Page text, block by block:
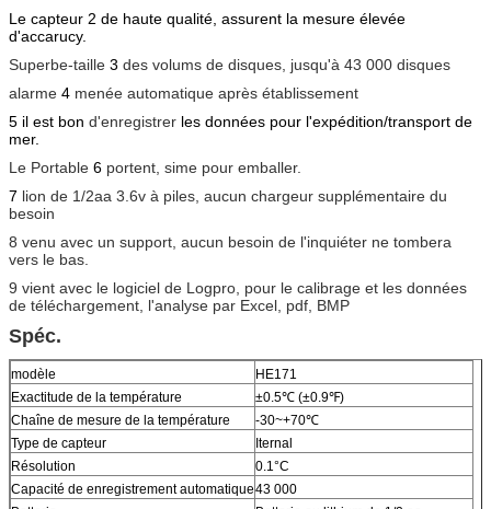
Le capteur 2 de haute qualité, assurent la mesure élevée
d'accarucy.
Superbe-taille 3 des volums de disques, jusqu'à 43 000 disques
alarme 4 menée automatique après établissement
5 il est bon d'enregistrer les données pour l'expédition/transport de
mer.
Le Portable 6 portent, sime pour emballer.
7 lion de 1/2aa 3.6v à piles, aucun chargeur supplémentaire du
besoin
8 venu avec un support, aucun besoin de l'inquiéter ne tombera
vers le bas.
9 vient avec le logiciel de Logpro, pour le calibrage et les données
de téléchargement, l'analyse par Excel, pdf, BMP
Spéc.
modèle
HE171
Exactitude de la température
±0.5℃ (±0.9℉)
Chaîne de mesure de la température
-30~+70℃
Type de capteur
Iternal
Résolution
0.1°C
Capacité de enregistrement automatique43 000